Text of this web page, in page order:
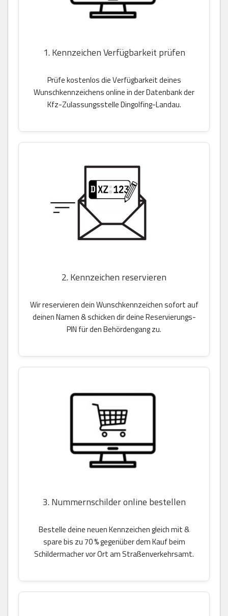
1. Kennzeichen Verfügbarkeit prüfen
Prüfe kostenlos die Verfügbarkeit deines
Wunschkennzeichens online in der Datenbank der
Kfz-Zulassungsstelle Dingolfing-Landau.
2. Kennzeichen reservieren
Wir reservieren dein Wunschkennzeichen sofort auf
deinen Namen & schicken dir deine Reservierungs-
PIN für den Behördengang zu.
3. Nummernschilder online bestellen
Bestelle deine neuen Kennzeichen gleich mit &
spare bis zu 70 % gegenüber dem Kauf beim
Schildermacher vor Ort am Straßenverkehrsamt.